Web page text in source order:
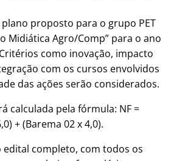
plano proposto para o grupo PET
Midiática Agro/Comp” para o ano
como inovação, impacto
com os cursos envolvidos
das ações serão considerados.
calculada pela fórmula: NF =
+ (Barema 02 x 4,0).
edital completo, com todos os